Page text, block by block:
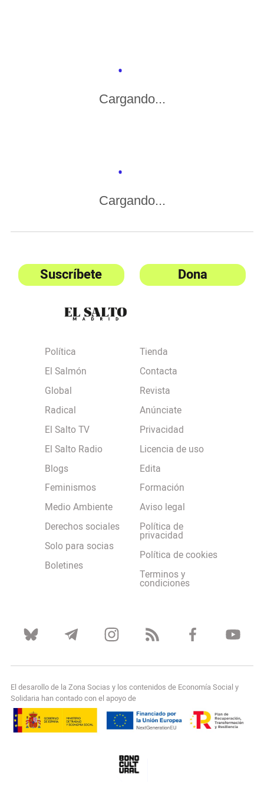
Cargando...
Cargando...
Suscríbete Dona
Política
El Salmón
Global
Radical
El Salto TV
El Salto Radio
Blogs
Feminismos
Medio Ambiente
Derechos sociales
Solo para socias
Boletines
Tienda
Contacta
Revista
Anúnciate
Privacidad
Licencia de uso
Edita
Formación
Aviso legal
Política de
privacidad
Política de cookies
Terminos y
condiciones
El desarollo de la Zona Socias y los contenidos de Economía Social y
Solidaria han contado con el apoyo de